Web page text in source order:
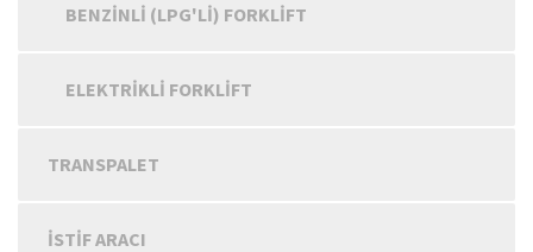
BENZINLI (LPG'LI) FORKLIFT
ELEKTRIKLI FORKLIFT
TRANSPALET
İSTIF ARACI